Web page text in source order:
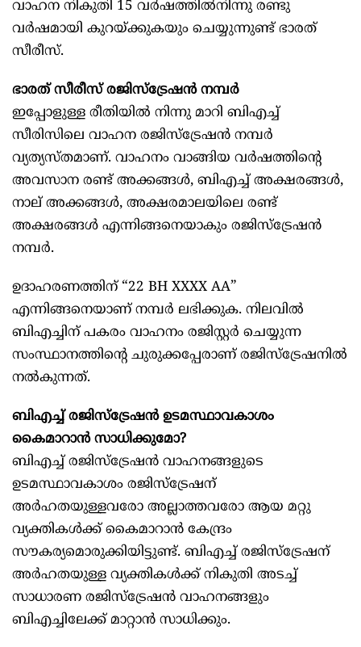
വാഹന നികുതി 15 വർഷത്തിൽനിന്നു രണ്ടു
വർഷമായി കുറയ്ക്കുകയും ചെയ്യുന്നുണ്ട് ഭാരത്
സീരീസ്.
ഭാരത് സീരീസ് രജിസ്ട്രേഷൻ നമ്പർ
ഇപ്പോളുള്ള രീതിയിൽ നിന്നു മാറി ബിഎച്ച്
സീരിസിലെ വാഹന രജിസ്ട്രേഷൻ നമ്പർ
വ്യത്യസ്തമാണ്. വാഹനം വാങ്ങിയ വർഷത്തിന്റെ
അവസാന രണ്ട് അക്കങ്ങൾ, ബിഎച്ച് അക്ഷരങ്ങൾ,
നാല് അക്കങ്ങൾ, അക്ഷരമാലയിലെ രണ്ട്
അക്ഷരങ്ങൾ എന്നിങ്ങനെയാകും രജിസ്ട്രേഷൻ
നമ്പർ.
ഉദാഹരണത്തിന് “22 BH XXXX AA”
എന്നിങ്ങനെയാണ് നമ്പർ ലഭിക്കുക. നിലവിൽ
ബിഎച്ചിന് പകരം വാഹനം രജിസ്റ്റർ ചെയ്യുന്ന
സംസ്ഥാനത്തിന്റെ ചുരുക്കപ്പേരാണ് രജിസ്ട്രേഷനിൽ
നൽകുന്നത്.
ബിഎച്ച് രജിസ്ട്രേഷൻ ഉടമസ്ഥാവകാശം
കൈമാറാൻ സാധിക്കുമോ?
ബിഎച്ച് രജിസ്ട്രേഷൻ വാഹനങ്ങളുടെ
ഉടമസ്ഥാവകാശം രജിസ്ട്രേഷന്
അർഹതയുള്ളവരോ അല്ലാത്തവരോ ആയ മറ്റു
വ്യക്തികൾക്ക് കൈമാറാൻ കേന്ദ്രം
സൗകര്യമൊരുക്കിയിട്ടുണ്ട്. ബിഎച്ച് രജിസ്ട്രേഷന്
അർഹതയുള്ള വ്യക്തികൾക്ക് നികുതി അടച്ച്
സാധാരണ രജിസ്ട്രേഷൻ വാഹനങ്ങളും
ബിഎച്ചിലേക്ക് മാറ്റാൻ സാധിക്കും.